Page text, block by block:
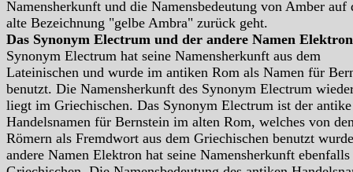
Namensherkunft und die Namensbedeutung von Amber auf
alte Bezeichnung "gelbe Ambra" zurück geht.
Das Synonym Electrum und der andere Namen Elektron
Synonym Electrum hat seine Namensherkunft aus dem
Lateinischen und wurde im antiken Rom als Namen für
benutzt. Die Namensherkunft des Synonym Electrum
liegt im Griechischen. Das Synonym Electrum ist der antike
Handelsnamen für Bernstein im alten Rom, welches von
Römern als Fremdwort aus dem Griechischen benutzt
andere Namen Elektron hat seine Namensherkunft